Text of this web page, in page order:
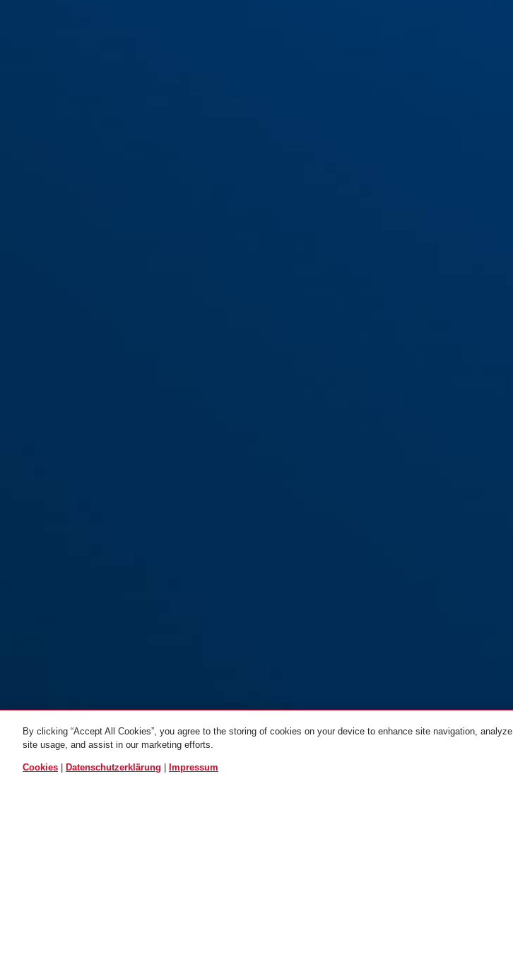
Halter SH 5700K/100
By clicking “Accept All Cookies”, you agree to the storing of cookies on your device to enhance site navigation, analyze
site usage, and assist in our marketing efforts.
Cookies Datenschutzerklärung Impressum